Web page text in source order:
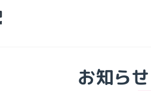
お知ら